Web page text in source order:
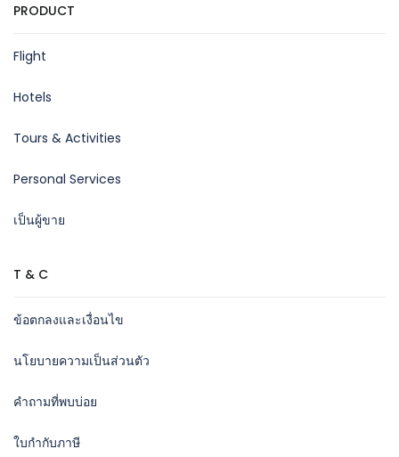
PRODUCT
Flight
Hotels
Tours & Activities
Personal Services
เป็นผู้ขาย
T & C
ข้อตกลงและเงื่อนไข
นโยบายความเป็นส่วนตัว
คำถามที่พบบ่อย
ใบกำกับภาษี